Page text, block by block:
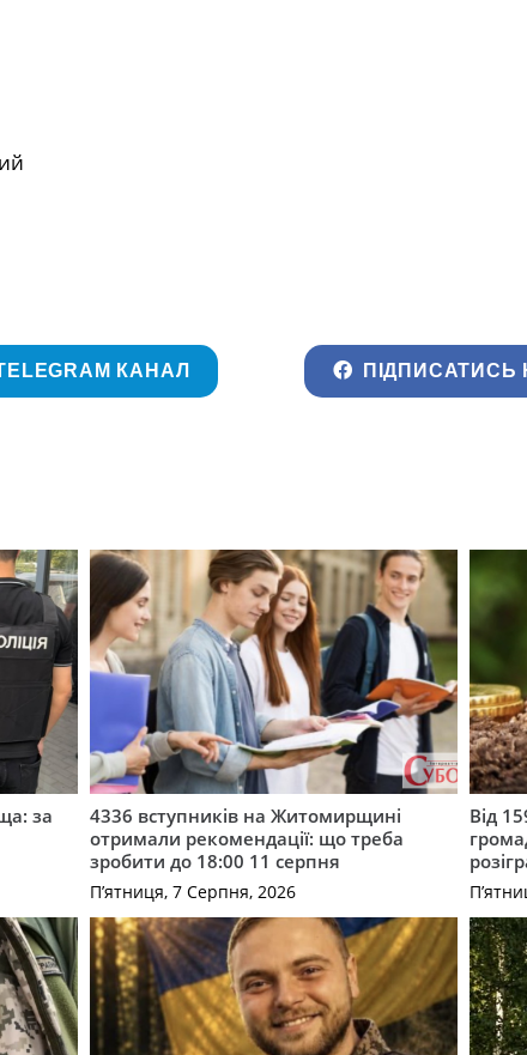
КАНАЛ ПІДПИСАТИСЬ
за
4336 вступників на Житомирщині
отримали рекомендації: що треба
зробити до 18:00 11 серпня
П’ятниця, 7 Серпня, 2026
Від